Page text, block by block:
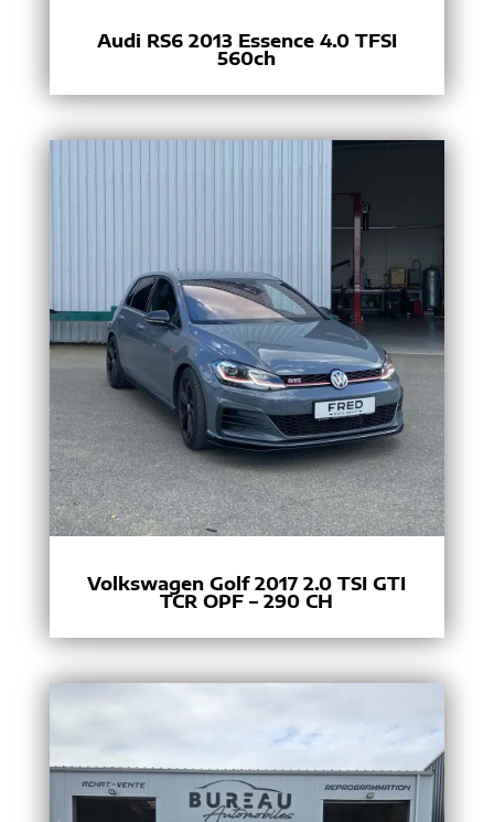
Audi RS6 2013 Essence 4.0 TFSI
560ch
Volkswagen Golf 2017 2.0 TSI GTI
TCR OPF – 290 CH